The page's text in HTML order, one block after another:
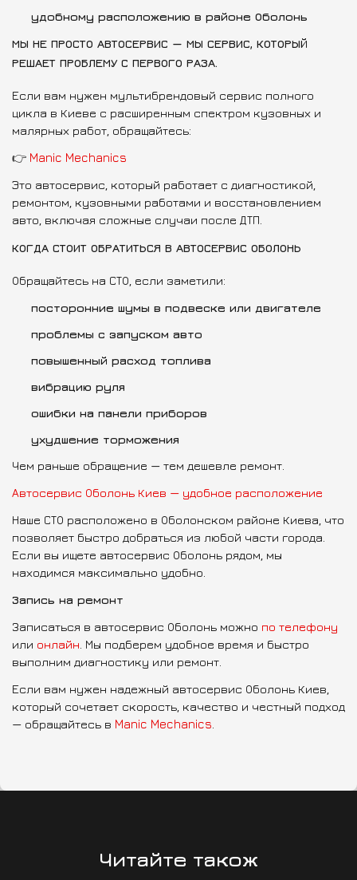
удобному расположению в районе Оболонь
МЫ НЕ ПРОСТО АВТОСЕРВИС — МЫ СЕРВИС, КОТОРЫЙ
РЕШАЕТ ПРОБЛЕМУ С ПЕРВОГО РАЗА.
Если вам нужен мультибрендовый сервис полного
цикла в Киеве с расширенным спектром кузовных и
малярных работ, обращайтесь:
👉 Manic Mechanics
Это автосервис, который работает с диагностикой,
ремонтом, кузовными работами и восстановлением
авто, включая сложные случаи после ДТП.
КОГДА СТОИТ ОБРАТИТЬСЯ В АВТОСЕРВИС ОБОЛОНЬ
Обращайтесь на СТО, если заметили:
посторонние шумы в подвеске или двигателе
проблемы с запуском авто
повышенный расход топлива
вибрацию руля
ошибки на панели приборов
ухудшение торможения
Чем раньше обращение — тем дешевле ремонт.
Автосервис Оболонь Киев — удобное расположение
Наше СТО расположено в Оболонском районе Киева, что
позволяет быстро добраться из любой части города.
Если вы ищете автосервис Оболонь рядом, мы
находимся максимально удобно.
Запись на ремонт
Записаться в автосервис Оболонь можно по телефону
или онлайн . Мы подберем удобное время и быстро
выполним диагностику или ремонт.
Если вам нужен надежный автосервис Оболонь Киев,
который сочетает скорость, качество и честный подход
— обращайтесь в Manic Mechanics
Читайте також